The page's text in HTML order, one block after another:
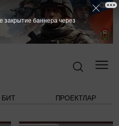
ПРОЕКТЛАР
закрытие баннера через